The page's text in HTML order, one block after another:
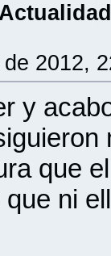
de 2012,
y
que
ni